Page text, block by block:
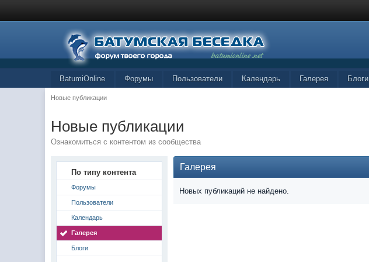
BatumiOnline Форумы Пользователи Календарь Галерея Блоги
Новые публикации
Новые публикации
Ознакомиться с контентом из сообщества
По типу контента
Форумы
Пользователи
Календарь
Галерея
Блоги
Галерея
Новых публикаций не найдено.